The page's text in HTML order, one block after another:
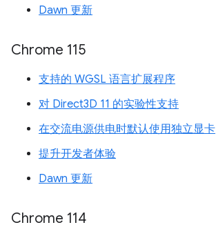
Dawn 更新
Chrome 115
支持的 WGSL 语言扩展程序
对 Direct3D 11 的实验性支持
在交流电源供电时默认使用独立显卡
提升开发者体验
Dawn 更新
Chrome 114